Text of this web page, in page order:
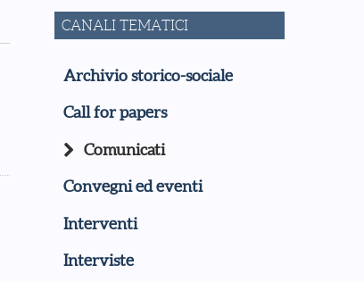
CANALI TEMATICI
Archivio storico-sociale
Call for papers
Comunicati
Convegni ed eventi
Interventi
Interviste